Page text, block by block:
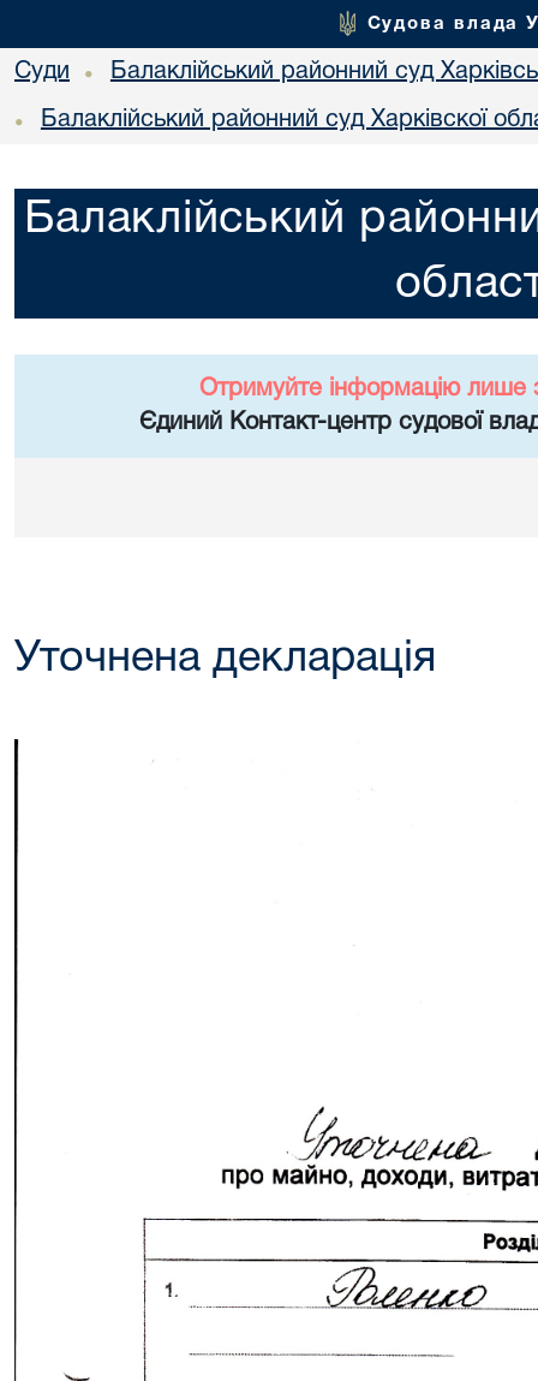
Судова влада
Суди • Балаклійський районний суд
• Балаклійський районний суд Харківскої
Балаклійський
Отримуйте інформацію лише
Єдиний Контакт-центр судової
Уточнена декларація